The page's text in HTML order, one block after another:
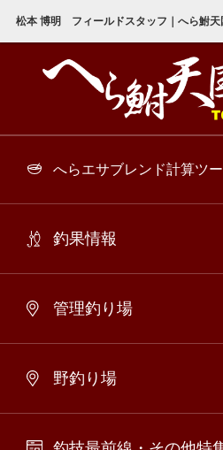
松本 博明 フィールドスタッフ｜へら鮒天
へらエサブレンド計算ツ
釣果情報
管理釣り場
野釣り場